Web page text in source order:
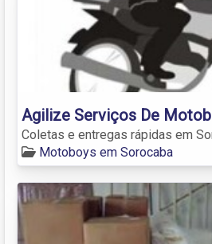
Agilize Serviços De
Coletas e entregas rápidas em
Motoboys em Sorocaba